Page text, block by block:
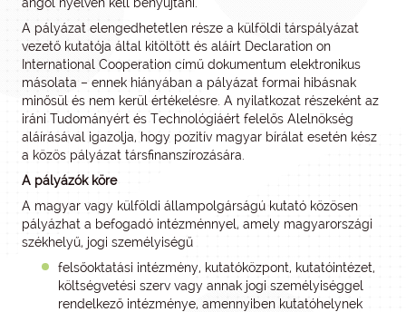
A pályázat elengedhetetlen része a külföldi társpályázat
vezető kutatója által kitöltött és aláírt Declaration on
International Cooperation című dokumentum elektronikus
másolata – ennek hiányában a pályázat formai hibásnak
minősül és nem kerül értékelésre. A nyilatkozat részeként az
iráni Tudományért és Technológiáért felelős Alelnökség
aláírásával igazolja, hogy pozitív magyar bírálat esetén kész
a közös pályázat társfinanszírozására.
A pályázók köre
A magyar vagy külföldi állampolgárságú kutató közösen
pályázhat a befogadó intézménnyel, amely magyarországi
székhelyű, jogi személyiségű
felsőoktatási intézmény, kutatóközpont, kutatóintézet,
költségvetési szerv vagy annak jogi személyiséggel
rendelkező intézménye, amennyiben kutatóhelynek